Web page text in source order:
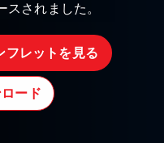
されました。
フレットを見る
ード